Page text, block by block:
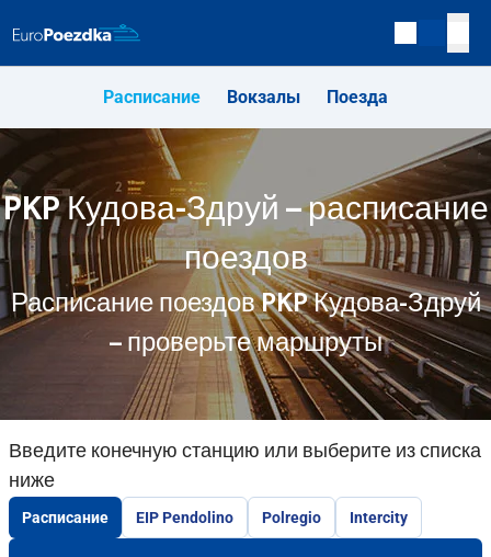
Расписание Вокзалы Поезда
PKP Кудова-Здруй – расписание
поездов
Расписание поездов PKP Кудова-Здруй
– проверьте маршруты
Введите конечную станцию или выберите из списка
ниже
Расписание EIP Pendolino Polregio Intercity